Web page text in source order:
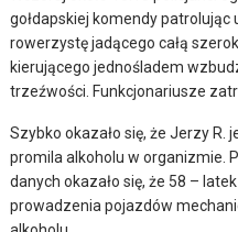
gołdapskiej komendy patrolując
rowerzystę jadącego całą
kierującego jednośladem
trzeźwości. Funkcjonariusze
Szybko okazało się, że Jerzy R.
promila alkoholu w organizmie.
danych okazało się, że 58 –
prowadzenia pojazdów